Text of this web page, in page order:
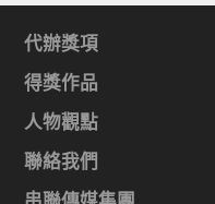
代辦獎項
得獎作品
人物觀點
聯絡我們